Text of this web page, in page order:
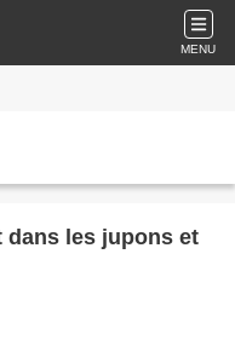
MENU